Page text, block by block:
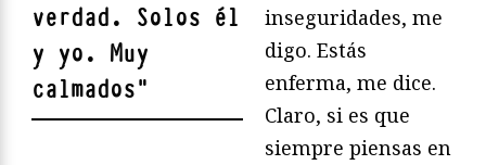
verdad. Solos él
y yo. Muy
calmados"
inseguridades, me
digo. Estás
enferma, me dice.
Claro, si es que
siempre piensas en